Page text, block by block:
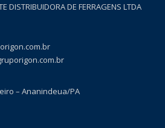
DISTRIBUIDORA DE FERRAGENS LTDA
– Ananindeua/PA